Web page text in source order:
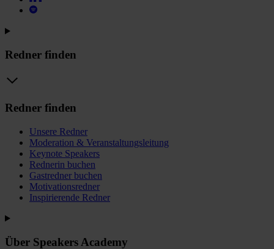
Redner finden
Redner finden
Unsere Redner
Moderation & Veranstaltungsleitung
Keynote Speakers
Rednerin buchen
Gastredner buchen
Motivationsredner
Inspirierende Redner
Über Speakers Academy